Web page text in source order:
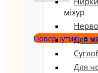
Повернутись в
міхур
Для
Для